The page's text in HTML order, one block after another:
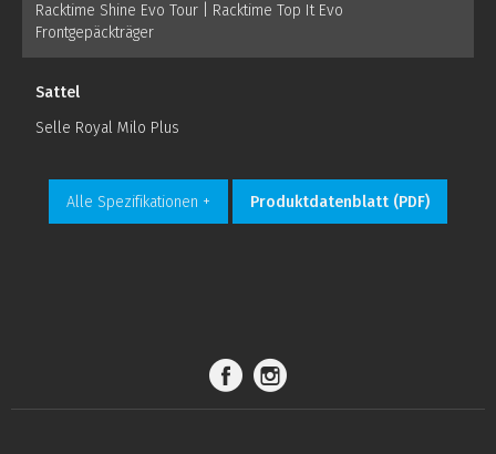
Racktime Shine Evo Tour | Racktime Top It Evo
Frontgepäckträger
Sattel
Selle Royal Milo Plus
Alle Spezifikationen + Produktdatenblatt (PDF)